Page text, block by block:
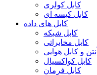
کابل کولری
کابل کیسه ای
کابل های داده
کابل شبکه
کابل مخابراتی
آنتن و کابل هوایی
کابل کواکسیال
کابل فرمان